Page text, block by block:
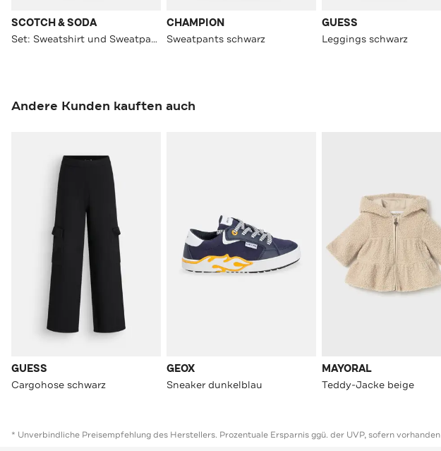
SCOTCH & SODA
Set: Sweatshirt und Sweatpants aubergine
CHAMPION
Sweatpants schwarz
GUESS
Leggings schwarz
Andere Kunden kauften auch
GUESS
Cargohose schwarz
GEOX
Sneaker dunkelblau
MAYORAL
Teddy-Jacke beige
* Unverbindliche Preisempfehlung des Herstellers. Prozentuale Ersparnis ggü. der UVP, sofern vorhanden